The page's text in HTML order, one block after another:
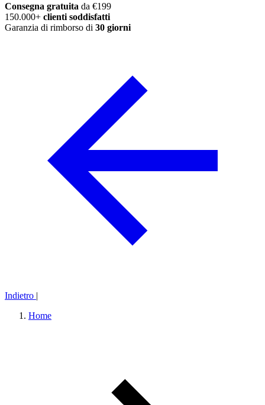
Consegna gratuita da €199
150.000+ clienti soddisfatti
Garanzia di rimborso di 30 giorni
Indietro |
Home